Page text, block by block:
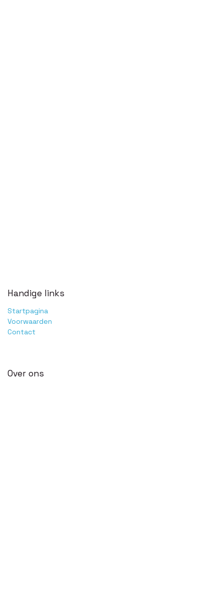
Handige links
Startpagina
Voorwaarden
Contact
Over ons